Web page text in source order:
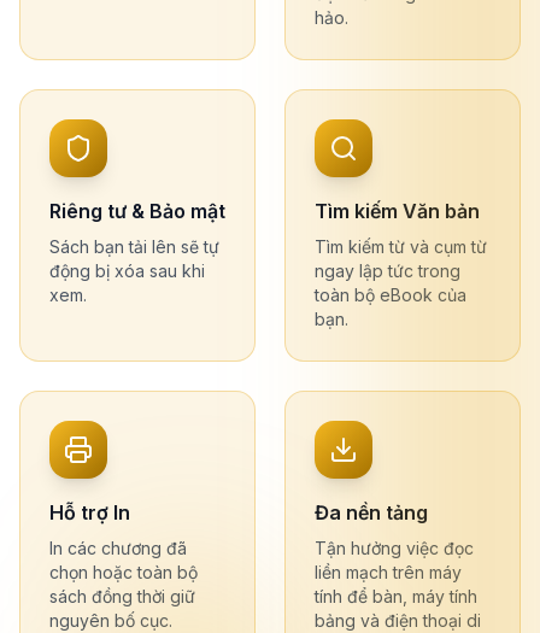
hảo.
Riêng tư & Bảo mật
Sách bạn tải lên sẽ tự
động bị xóa sau khi
xem.
Tìm kiếm Văn bản
Tìm kiếm từ và cụm từ
ngay lập tức trong
toàn bộ eBook của
bạn.
Hỗ trợ In
In các chương đã
chọn hoặc toàn bộ
sách đồng thời giữ
nguyên bố cục.
Đa nền tảng
Tận hưởng việc đọc
liền mạch trên máy
tính để bàn, máy tính
bảng và điện thoại di